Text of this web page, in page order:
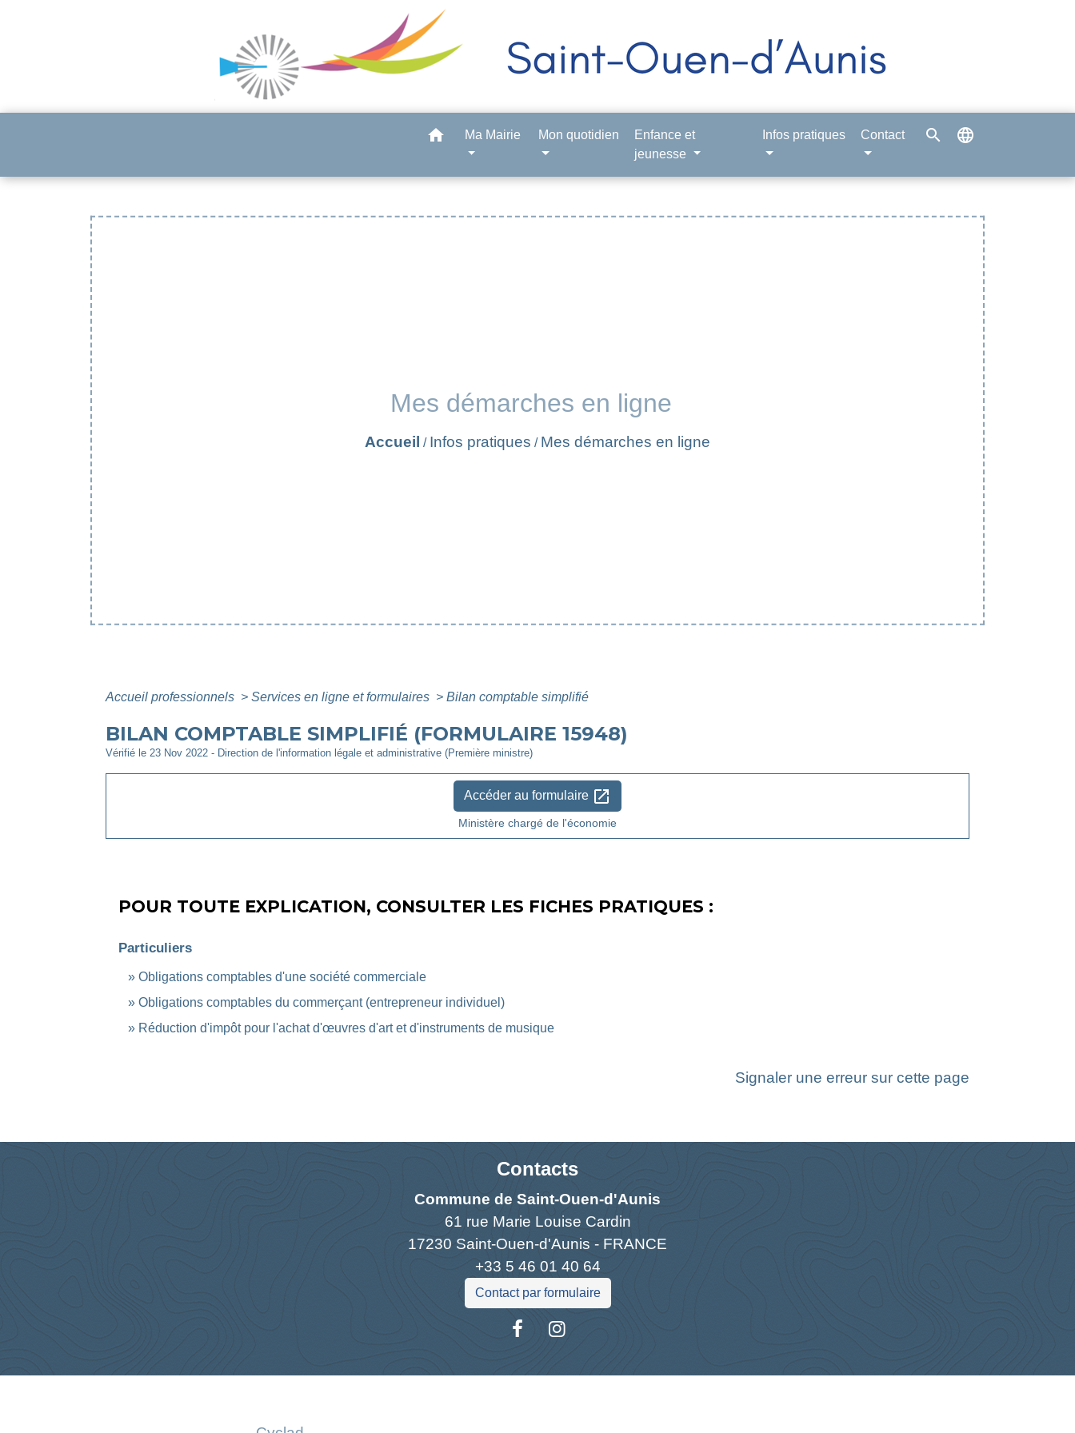
home Ma Mairie Mon quotidien
Enfance et
jeunesse
Infos pratiques Contact search language
Mes démarches en ligne
Accueil / Infos pratiques / Mes démarches en ligne
Accueil professionnels > Services en ligne et formulaires > Bilan comptable simplifié
BILAN COMPTABLE SIMPLIFIÉ (FORMULAIRE 15948)
Vérifié le 23 Nov 2022 - Direction de l'information légale et administrative (Première ministre)
Accéder au formulaire open_in_new
Ministère chargé de l'économie
POUR TOUTE EXPLICATION, CONSULTER LES FICHES PRATIQUES :
Particuliers
Obligations comptables d'une société commerciale
Obligations comptables du commerçant (entrepreneur individuel)
Réduction d'impôt pour l'achat d'œuvres d'art et d'instruments de musique
Signaler une erreur sur cette page
Contacts
Commune de Saint-Ouen-d'Aunis
61 rue Marie Louise Cardin
17230 Saint-Ouen-d'Aunis - FRANCE
+33 5 46 01 40 64
Contact par formulaire